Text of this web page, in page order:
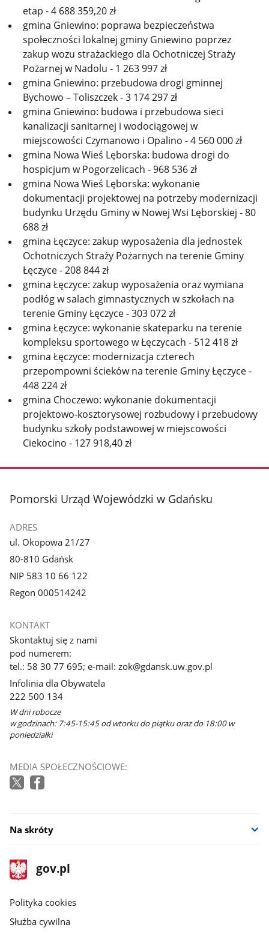
etap - 4 688 359,20 zł
gmina Gniewino: poprawa bezpieczeństwa
społeczności lokalnej gminy Gniewino poprzez
zakup wozu strażackiego dla Ochotniczej Straży
Pożarnej w Nadolu - 1 263 997 zł
gmina Gniewino: przebudowa drogi gminnej
Bychowo – Toliszczek - 3 174 297 zł
gmina Gniewino: budowa i przebudowa sieci
kanalizacji sanitarnej i wodociągowej w
miejscowości Czymanowo i Opalino - 4 560 000 zł
gmina Nowa Wieś Lęborska: budowa drogi do
hospicjum w Pogorzelicach - 968 536 zł
gmina Nowa Wieś Lęborska: wykonanie
dokumentacji projektowej na potrzeby modernizacji
budynku Urzędu Gminy w Nowej Wsi Lęborskiej - 80
688 zł
gmina Łęczyce: zakup wyposażenia dla jednostek
Ochotniczych Straży Pożarnych na terenie Gminy
Łęczyce - 208 844 zł
gmina Łęczyce: zakup wyposażenia oraz wymiana
podłóg w salach gimnastycznych w szkołach na
terenie Gminy Łęczyce - 303 072 zł
gmina Łęczyce: wykonanie skateparku na terenie
kompleksu sportowego w Łęczycach - 512 418 zł
gmina Łęczyce: modernizacja czterech
przepompowni ścieków na terenie Gminy Łęczyce -
448 224 zł
gmina Choczewo: wykonanie dokumentacji
projektowo-kosztorysowej rozbudowy i przebudowy
budynku szkoły podstawowej w miejscowości
Ciekocino - 127 918,40 zł
stopka
Pomorski Urząd Wojewódzki w Gdańsku
ADRES
ul. Okopowa 21/27
80-810 Gdańsk
NIP 583 10 66 122
Regon 000514242
KONTAKT
Skontaktuj się z nami
pod numerem:
tel.: 58 30 77 695; e-mail: zok@gdansk.uw.gov.pl
Infolinia dla Obywatela
222 500 134
W dni robocze
w godzinach: 7:45-15:45 od wtorku do piątku oraz do 18:00 w
poniedziałki
MEDIA SPOŁECZNOŚCIOWE:
Na skróty
stopka
gov.pl
Strona
gov.pl
gov.pl
Polityka cookies
Służba cywilna